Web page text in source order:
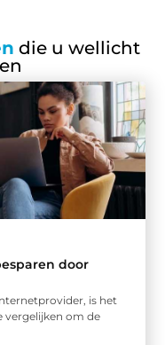
die u wellicht
door
is het
vergelijken om de